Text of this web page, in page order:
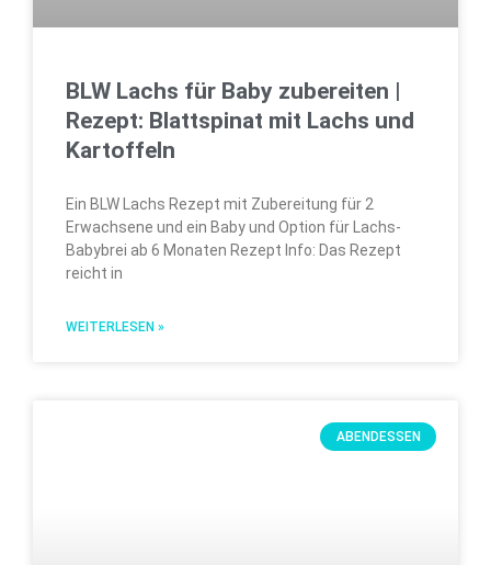
BLW Lachs für Baby zubereiten |
Rezept: Blattspinat mit Lachs und
Kartoffeln
Ein BLW Lachs Rezept mit Zubereitung für 2
Erwachsene und ein Baby und Option für Lachs-
Babybrei ab 6 Monaten Rezept Info: Das Rezept
reicht in
WEITERLESEN »
ABENDESSEN